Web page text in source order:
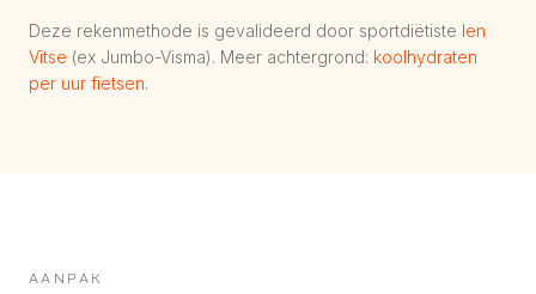
Deze rekenmethode is gevalideerd door sportdiëtiste Ien
Vitse (ex Jumbo-Visma). Meer achtergrond: koolhydraten
per uur fietsen.
AANPAK